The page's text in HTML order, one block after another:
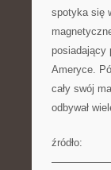
spotyka się
posiadający
Ameryce.
cały swój
odbywał
źródło: